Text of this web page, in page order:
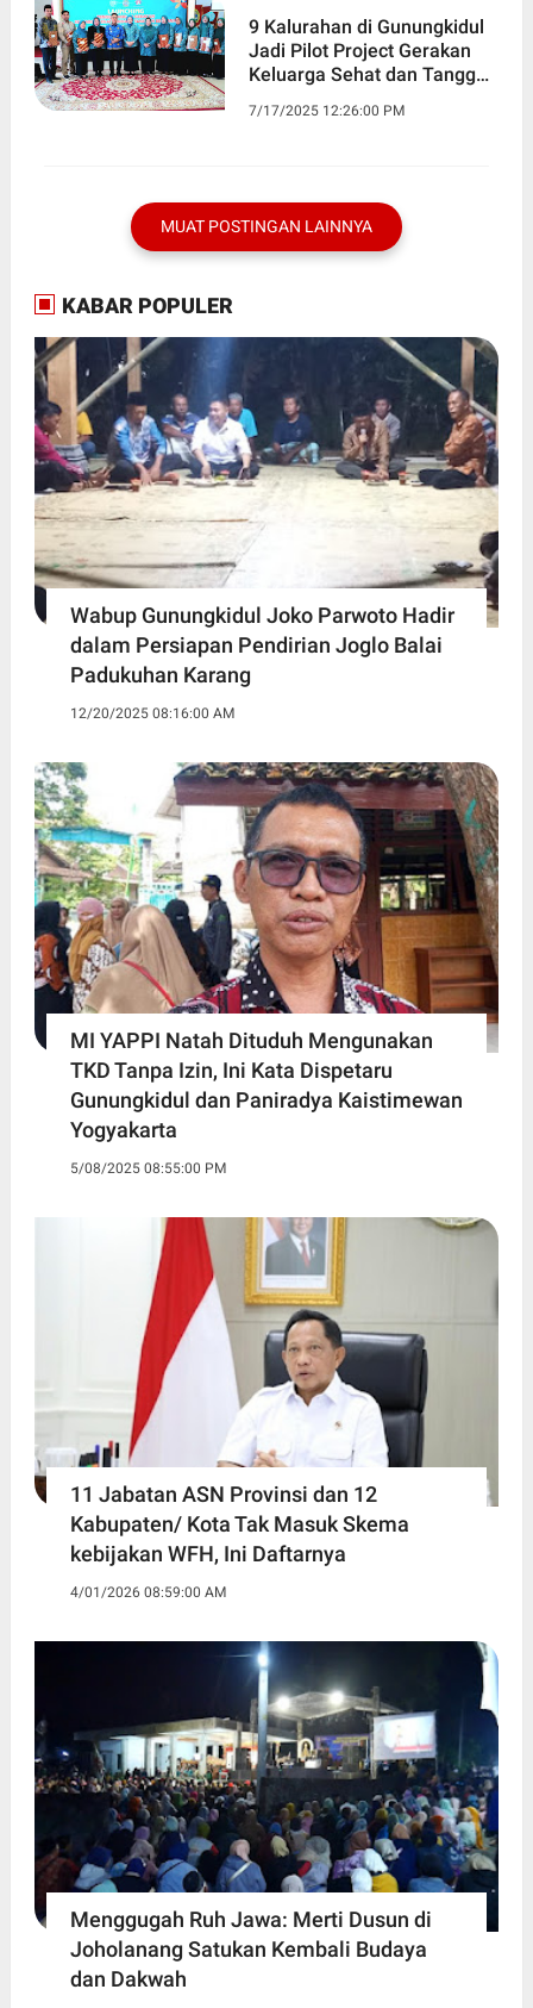
9 Kalurahan di Gunungkidul
Jadi Pilot Project Gerakan
Keluarga Sehat dan Tangguh
7/17/2025 12:26:00 PM
MUAT POSTINGAN LAINNYA
KABAR POPULER
Wabup Gunungkidul Joko Parwoto Hadir
dalam Persiapan Pendirian Joglo Balai
Padukuhan Karang
12/20/2025 08:16:00 AM
MI YAPPI Natah Dituduh Mengunakan
TKD Tanpa Izin, Ini Kata Dispetaru
Gunungkidul dan Paniradya Kaistimewan
Yogyakarta
5/08/2025 08:55:00 PM
11 Jabatan ASN Provinsi dan 12
Kabupaten/ Kota Tak Masuk Skema
kebijakan WFH, Ini Daftarnya ‎
4/01/2026 08:59:00 AM
Menggugah Ruh Jawa: Merti Dusun di
Joholanang Satukan Kembali Budaya
dan Dakwah